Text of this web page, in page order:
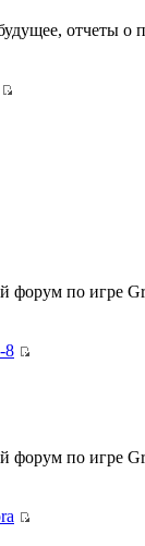
отчеты о
форум по игре
8
форум по игре